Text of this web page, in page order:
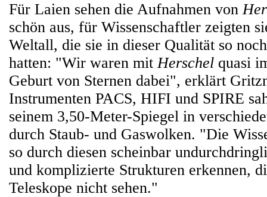
Für Laien sehen die Aufnahmen von
schön aus, für Wissenschaftler zeigten
Weltall, die sie in dieser Qualität so
hatten: "Wir waren mitHerschel quasi
Geburt von Sternen dabei", erklärt
Instrumenten PACS, HIFI und SPIRE
seinem 3,50-Meter-Spiegel in
durch Staub- und Gaswolken. "Die
so durch diesen scheinbar
und komplizierte Strukturen erkennen,
Teleskope nicht sehen."